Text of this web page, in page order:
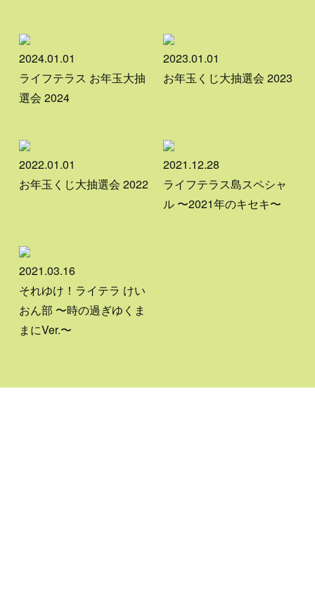
2024.01.01
ライフテラス お年玉大抽
選会 2024
2023.01.01
お年玉くじ大抽選会 2023
2022.01.01
お年玉くじ大抽選会 2022
2021.12.28
ライフテラス島スペシャ
ル 〜2021年のキセキ〜
2021.03.16
それゆけ！ライテラ けい
おん部 〜時の過ぎゆくま
まにVer.〜